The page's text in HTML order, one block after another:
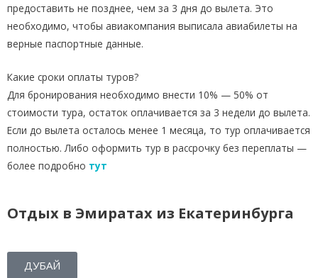
предоставить не позднее, чем за 3 дня до вылета. Это
необходимо, чтобы авиакомпания выписала авиабилеты на
верные паспортные данные.
Какие сроки оплаты туров?
Для бронирования необходимо внести 10% — 50% от
стоимости тура, остаток оплачивается за 3 недели до вылета.
Если до вылета осталось менее 1 месяца, то тур оплачивается
полностью. Либо оформить тур в рассрочку без переплаты —
более подробно тут
Отдых в Эмиратах из Екатеринбурга
ДУБАЙ